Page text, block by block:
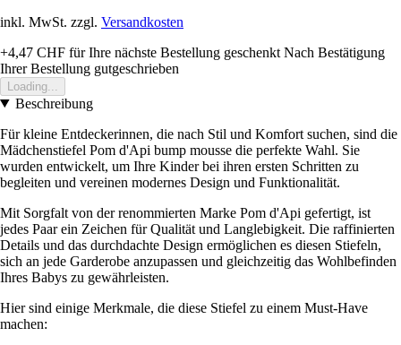
inkl. MwSt. zzgl. Versandkosten
+4,47 CHF für Ihre nächste Bestellung geschenkt Nach Bestätigung
Ihrer Bestellung gutgeschrieben
Loading...
Beschreibung
Für kleine Entdeckerinnen, die nach Stil und Komfort suchen, sind die
Mädchenstiefel Pom d'Api bump mousse die perfekte Wahl. Sie
wurden entwickelt, um Ihre Kinder bei ihren ersten Schritten zu
begleiten und vereinen modernes Design und Funktionalität.
Mit Sorgfalt von der renommierten Marke Pom d'Api gefertigt, ist
jedes Paar ein Zeichen für Qualität und Langlebigkeit. Die raffinierten
Details und das durchdachte Design ermöglichen es diesen Stiefeln,
sich an jede Garderobe anzupassen und gleichzeitig das Wohlbefinden
Ihres Babys zu gewährleisten.
Hier sind einige Merkmale, die diese Stiefel zu einem Must-Have
machen: